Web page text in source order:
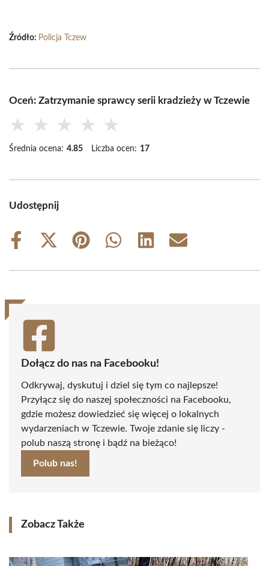
Źródło: Policja Tczew
Oceń: Zatrzymanie sprawcy serii kradzieży w Tczewie
★ ★ ★ ★ ★
Średnia ocena: 4.85 Liczba ocen: 17
Udostępnij
Share
Share
(Twitter)
Share
Share
Share
Share
Dołącz do nas na Facebooku!
Odkrywaj, dyskutuj i dziel się tym co najlepsze!
Przyłącz się do naszej społeczności na Facebooku,
gdzie możesz dowiedzieć się więcej o lokalnych
wydarzeniach w Tczewie. Twoje zdanie się liczy -
polub naszą stronę i bądź na bieżąco!
Polub nas!
Zobacz Także